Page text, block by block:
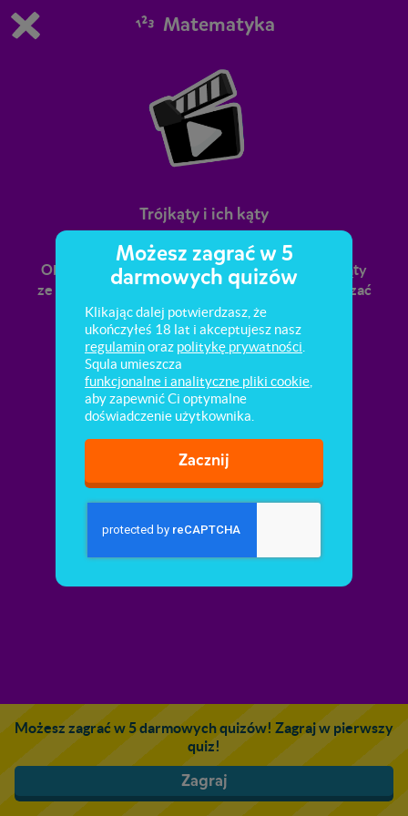
Grasz w wersję demonstracyjną Squli
Kup teraz!
0 1
Matematyka
Trójkąty i ich kąty
Obejrzyj filmik, a dowiesz się, jak dzielimy trójkąty
ze względu na boki i kąty, oraz nauczysz się obliczać
kąty w trójkącie.
Możesz zagrać w 5 darmowych quizów! Zagraj w pierwszy
quiz!
Zagraj
Możesz zagrać w 5
darmowych quizów
Klikając dalej potwierdzasz, że
ukończyłeś 18 lat i akceptujesz nasz
regulaminoraz politykę prywatności
Squla umieszcza
funkcjonalne i analityczne pliki cookie
aby zapewnić Ci optymalne
doświadczenie użytkownika.
Zacznij